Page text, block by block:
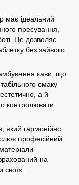
має ідеальний
пресування,
Це дозволяє
без зайвого
кави, що
смаку
а й
контролювати
який гармонійно
професійний
на
своїх